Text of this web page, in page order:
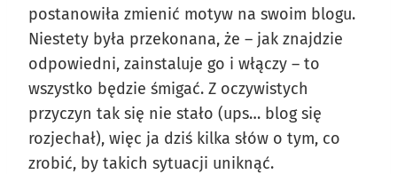
postanowiła zmienić motyw na swoim blogu.
Niestety była przekonana, że – jak znajdzie
odpowiedni, zainstaluje go i włączy – to
wszystko będzie śmigać. Z oczywistych
przyczyn tak się nie stało (ups… blog się
rozjechał), więc ja dziś kilka słów o tym, co
zrobić, by takich sytuacji uniknąć.